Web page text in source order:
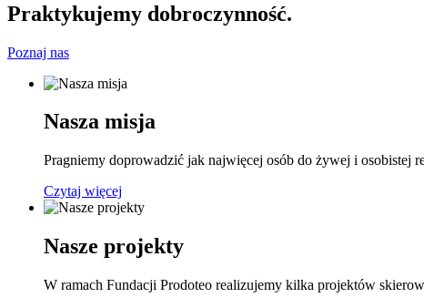
Praktykujemy dobroczynność.
Poznaj nas
Nasza misja
Pragniemy doprowadzić jak najwięcej osób do żywej i
Czytaj więcej
Nasze projekty
W ramach Fundacji Prodoteo realizujemy kilka projektów